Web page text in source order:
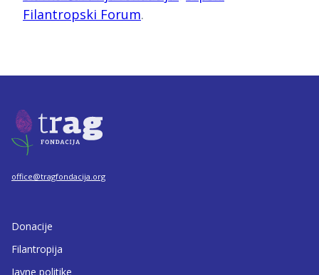
Filantropski Forum.
office@tragfondacija.org
Donacije
Filantropija
Javne politike